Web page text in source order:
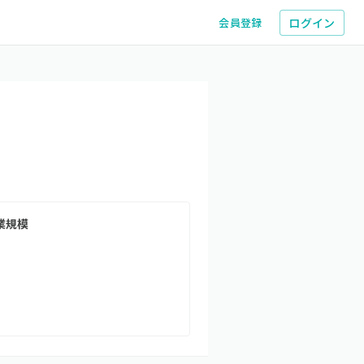
会員登録 ログイン
規模